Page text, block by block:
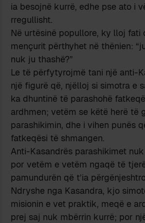
ia besojnë kurrë, edhe pse ato i
rregullisht.
Në urtësinë popullore, ky lloj fati
mençurit përthyhet në thënien:
nuk ju thashë?”
Le të përfytyrojmë tani një anti-
një figurë që, njëlloj si simotra e
ka dhuntinë të parashohë
ardhmen; vetëm se këtë herë të
parashikimin, dhe i vihen punës
fatkeqësi të shmangen.
Anti-Kasandrës parashikimet
por vetëm e vetëm ngaqë të
pamundurën që t’ia
Ndryshe nga Kasandra, kjo
misionin e vet praktik, meqë e
prej saj nuk mbërrin kurrë; por